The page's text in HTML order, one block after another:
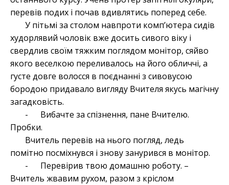
перевів подих і почав вдивлятись поперед себе.
У пітьмі за столом навпроти комп’ютера сидів
худорлявий чоловік вже досить сивого віку і
свердлив своїм тяжким поглядом монітор, сяйво
якого веселкою переливалось на його обличчі, а
густе довге волосся в поєднанні з сивовусою
бородою придавало вигляду Вчителя якусь магічну
загадковість.
- Вибачте за спізнення, пане Вчителю.
Пробки.
Вчитель перевів на нього погляд, ледь
помітно посміхнувся і знову занурився в монітор.
- Перевірив твою домашню роботу. –
Вчитель жвавим рухом, разом з кріслом